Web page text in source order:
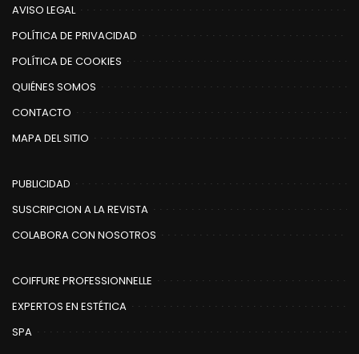
AVISO LEGAL
POLÍTICA DE PRIVACIDAD
POLÍTICA DE COOKIES
QUIÉNES SOMOS
CONTACTO
MAPA DEL SITIO
PUBLICIDAD
SUSCRIPCION A LA REVISTA
COLABORA CON NOSOTROS
COIFFURE PROFESSIONNELLE
EXPERTOS EN ESTÉTICA
SPA